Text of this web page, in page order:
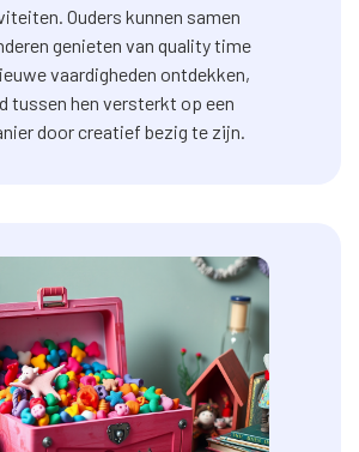
Ouders kunnen samen
genieten van quality time
vaardigheden ontdekken,
tussen hen versterkt op een
door creatief bezig te zijn.